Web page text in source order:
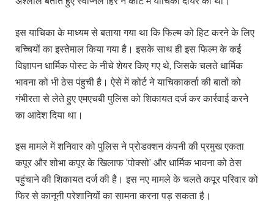
इस याचिका के माध्यम से बताया गया था कि फिल्म को हिट करने के लिए
बच्चियों का इस्तेमाल किया गया है। इसके साथ ही इस फिल्म के कई
विज्ञापन धार्मिक पोस्ट के नीचे शेयर किए गए थे, जिसके चलते धार्मिक
भावना को भी ठेस पंहुची है। ऐसे में कोर्ट ने याचिकाकर्ता की बातों को
गंभीरता से लेते हुए एमएचबी पुलिस को शिकायत दर्ज कर कार्रवाई करने
का आदेश दिया था।
इस मामले में शनिवार को पुलिस ने प्रोडक्शन कंपनी की प्रमुख एकता
कपूर और शोभा कपूर के खिलाफ ‘पोक्सो’ और धार्मिक भावना को ठेस
पहुंचाने की शिकायत दर्ज की है। इस नए मामले के चलते कपूर परिवार को
फिर से कानूनी परेशानियों का सामना करना पड़ सकता है।